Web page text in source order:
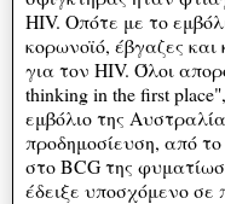
HIV. Οπότε με το
κορωνοϊό, έβγαζες
για τον HIV. Όλοι
thinking in the first
εμβόλιο της
προδημοσίευση, από
στο BCG της
έδειξε υποσχόμενο σε